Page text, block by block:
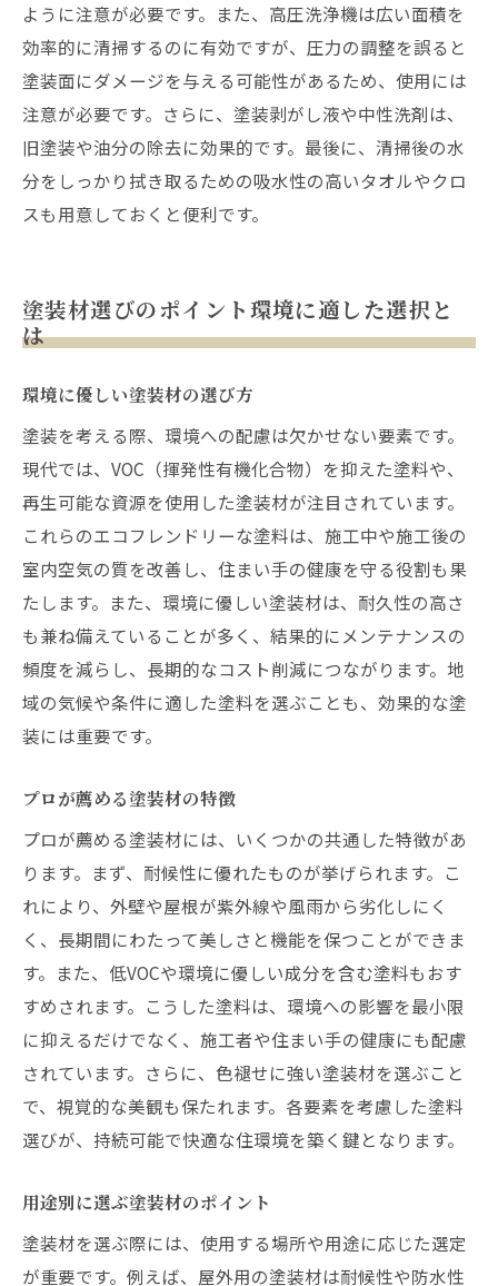
ように注意が必要です。また、高圧洗浄機は広い面積を
効率的に清掃するのに有効ですが、圧力の調整を誤ると
塗装面にダメージを与える可能性があるため、使用には
注意が必要です。さらに、塗装剥がし液や中性洗剤は、
旧塗装や油分の除去に効果的です。最後に、清掃後の水
分をしっかり拭き取るための吸水性の高いタオルやクロ
スも用意しておくと便利です。
塗装材選びのポイント環境に適した選択と
は
環境に優しい塗装材の選び方
塗装を考える際、環境への配慮は欠かせない要素です。
現代では、VOC（揮発性有機化合物）を抑えた塗料や、
再生可能な資源を使用した塗装材が注目されています。
これらのエコフレンドリーな塗料は、施工中や施工後の
室内空気の質を改善し、住まい手の健康を守る役割も果
たします。また、環境に優しい塗装材は、耐久性の高さ
も兼ね備えていることが多く、結果的にメンテナンスの
頻度を減らし、長期的なコスト削減につながります。地
域の気候や条件に適した塗料を選ぶことも、効果的な塗
装には重要です。
プロが薦める塗装材の特徴
プロが薦める塗装材には、いくつかの共通した特徴があ
ります。まず、耐候性に優れたものが挙げられます。こ
れにより、外壁や屋根が紫外線や風雨から劣化しにく
く、長期間にわたって美しさと機能を保つことができま
す。また、低VOCや環境に優しい成分を含む塗料もおす
すめされます。こうした塗料は、環境への影響を最小限
に抑えるだけでなく、施工者や住まい手の健康にも配慮
されています。さらに、色褪せに強い塗装材を選ぶこと
で、視覚的な美観も保たれます。各要素を考慮した塗料
選びが、持続可能で快適な住環境を築く鍵となります。
用途別に選ぶ塗装材のポイント
塗装材を選ぶ際には、使用する場所や用途に応じた選定
が重要です。例えば、屋外用の塗装材は耐候性や防水性